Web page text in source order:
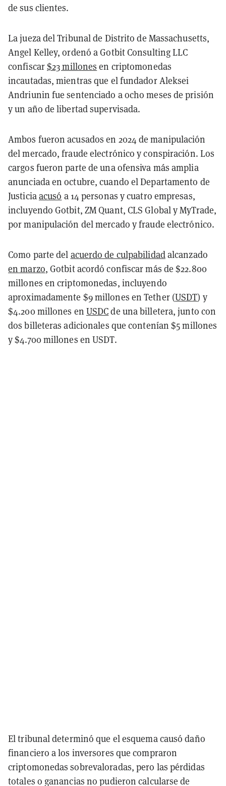
de sus clientes.
La jueza del Tribunal de Distrito de Massachusetts,
Angel Kelley, ordenó a Gotbit Consulting LLC
confiscar$23 millones en criptomonedas
incautadas, mientras que el fundador Aleksei
Andriunin fue sentenciado a ocho meses de prisión
y un año de libertad supervisada.
Ambos fueron acusados en 2024 de manipulación
del mercado, fraude electrónico y conspiración. Los
cargos fueron parte de una ofensiva más amplia
anunciada en octubre, cuando el Departamento de
Justiciaacusó a 14 personas y cuatro empresas,
incluyendo Gotbit, ZM Quant, CLS Global y MyTrade,
por manipulación del mercado y fraude electrónico.
Como parte del acuerdo de culpabilidadalcanzado
en marzo, Gotbit acordó confiscar más de $22.800
millones en criptomonedas, incluyendo
aproximadamente $9 millones en Tether (USDT) y
$4.200 millones en USDCde una billetera, junto con
dos billeteras adicionales que contenían $5 millones
y $4.700 millones en USDT.
El tribunal determinó que el esquema causó daño
financiero a los inversores que compraron
criptomonedas sobrevaloradas, pero las pérdidas
totales o ganancias no pudieron calcularse de